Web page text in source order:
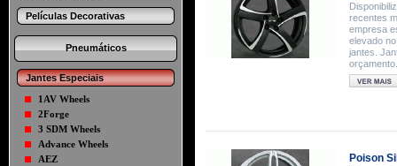
Películas Decorativas
Pneumáticos
Jantes Especiais
1AV Wheels
2Forge
3 SDM Wheels
Advance Wheels
AEZ
recentes
empresa
elevado
jantes.
orçamento.
Poison